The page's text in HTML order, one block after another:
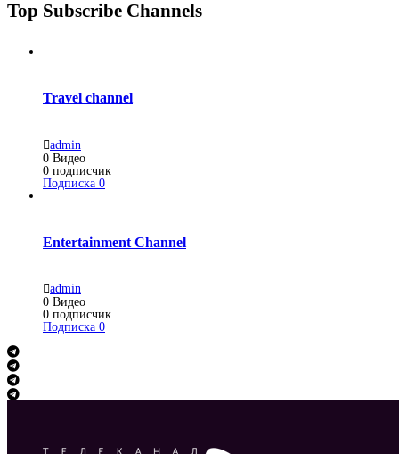
Top Subscribe Channels
Travel channel
admin
0 Видео
0 подписчик
Подписка 0
Entertainment Channel
admin
0 Видео
0 подписчик
Подписка 0